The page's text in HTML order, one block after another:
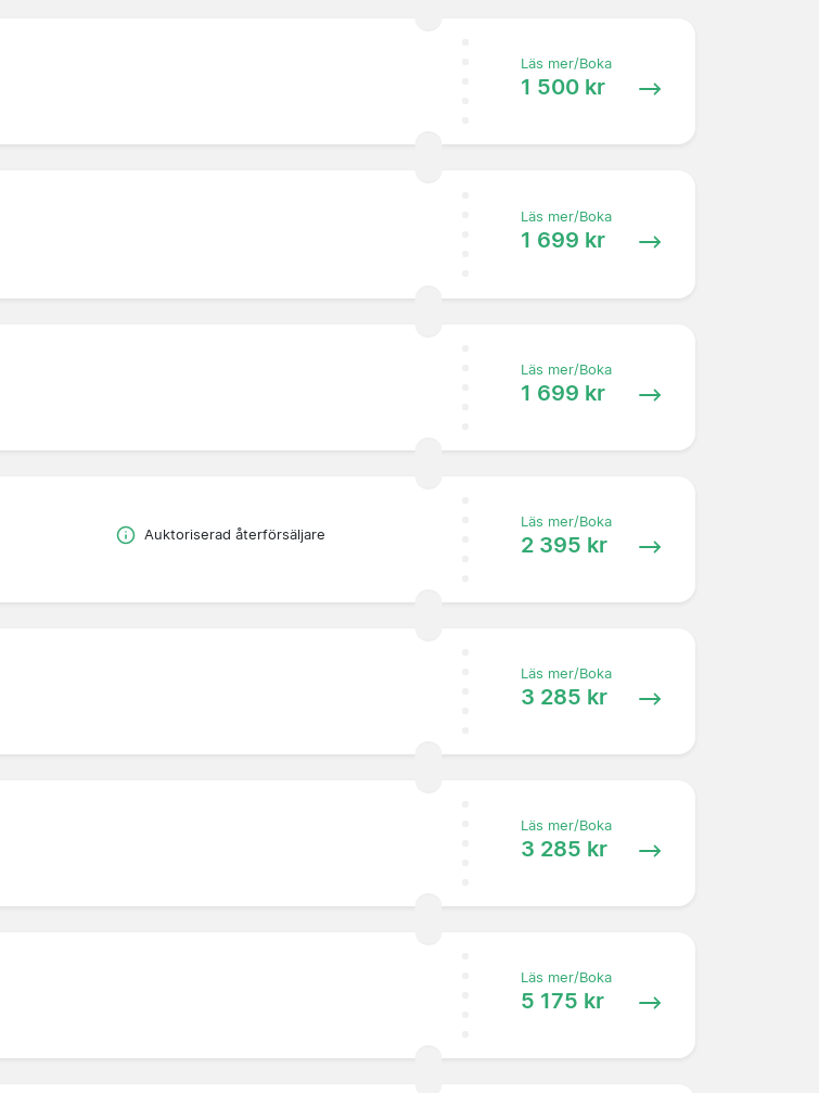
Läs mer/Boka
1 500 kr
Läs mer/Boka
1 699 kr
Läs mer/Boka
1 699 kr
Auktoriserad återförsäljare
Läs mer/Boka
2 395 kr
Läs mer/Boka
3 285 kr
Läs mer/Boka
3 285 kr
Läs mer/Boka
5 175 kr